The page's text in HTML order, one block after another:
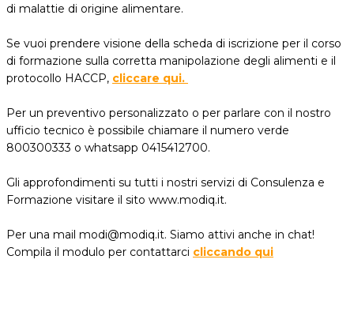
di malattie di origine alimentare.
Se vuoi prendere visione della scheda di iscrizione per il corso
di formazione sulla corretta manipolazione degli alimenti e il
protocollo HACCP, cliccare qui.
Per un preventivo personalizzato o per parlare con il nostro
ufficio tecnico è possibile chiamare il numero verde
800300333 o whatsapp 0415412700.
Gli approfondimenti su tutti i nostri servizi di Consulenza e
Formazione visitare il sito www.modiq.it.
Per una mail modi@modiq.it. Siamo attivi anche in chat!
Compila il modulo per contattarci cliccando qui